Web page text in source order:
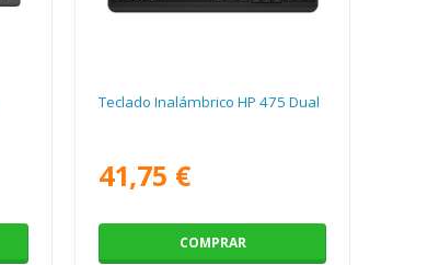
Teclado Inalámbrico HP 475 Dual
41,75 €
COMPRAR